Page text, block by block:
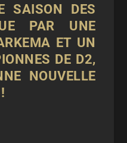
SAISON DES
PAR UNE
ET UN
DE D2,
NOUVELLE